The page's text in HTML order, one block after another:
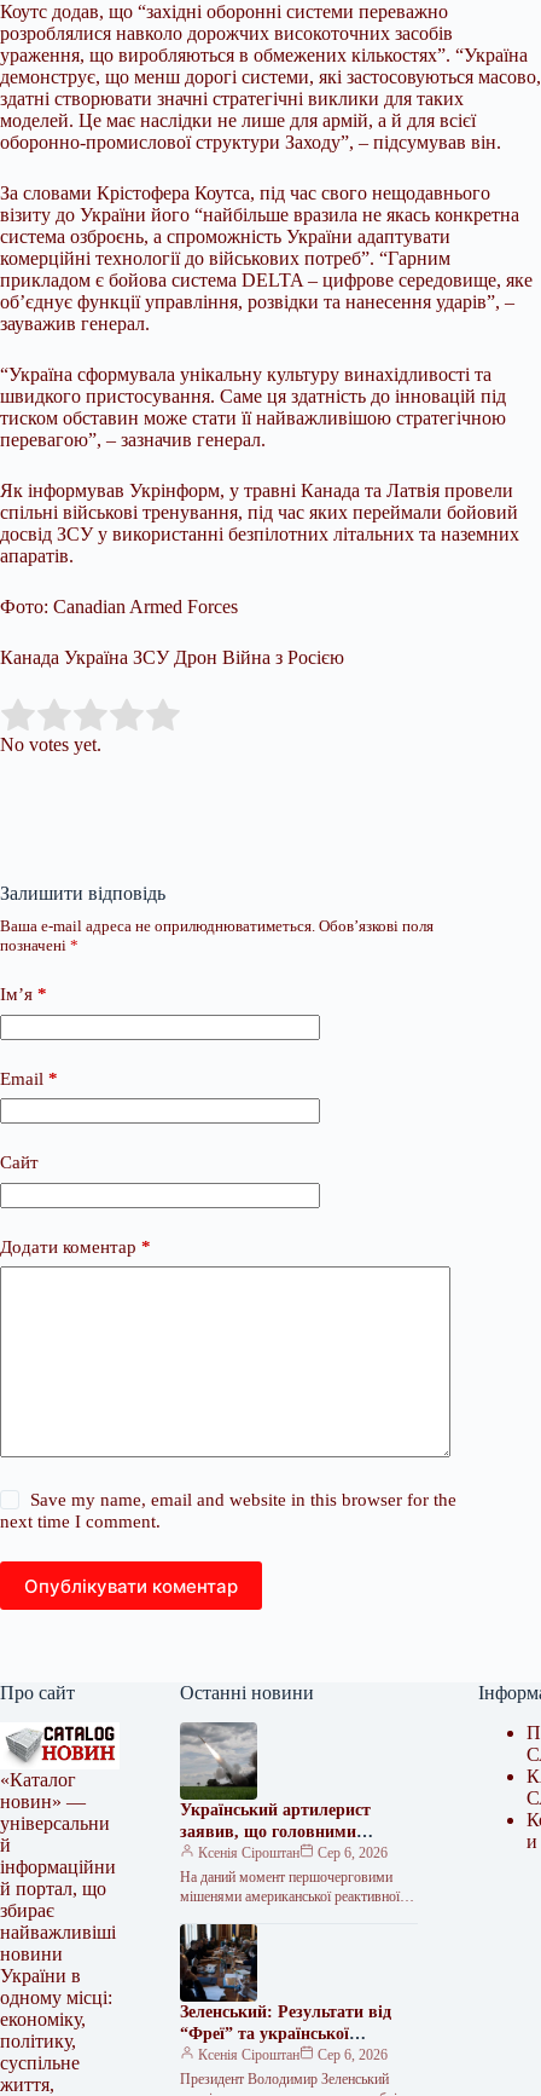
Коутс додав, що “західні оборонні системи переважно
розроблялися навколо дорожчих високоточних засобів
ураження, що виробляються в обмежених кількостях”. “Україна
демонструє, що менш дорогі системи, які застосовуються масово,
здатні створювати значні стратегічні виклики для таких
моделей. Це має наслідки не лише для армій, а й для всієї
оборонно-промислової структури Заходу”, – підсумував він.
За словами Крістофера Коутса, під час свого нещодавнього
візиту до України його “найбільше вразила не якась конкретна
система озброєнь, а спроможність України адаптувати
комерційні технології до військових потреб”. “Гарним
прикладом є бойова система DELTA – цифрове середовище, яке
об’єднує функції управління, розвідки та нанесення ударів”, –
зауважив генерал.
“Україна сформувала унікальну культуру винахідливості та
швидкого пристосування. Саме ця здатність до інновацій під
тиском обставин може стати її найважливішою стратегічною
перевагою”, – зазначив генерал.
Як інформував Укрінформ, у травні Канада та Латвія провели
спільні військові тренування, під час яких переймали бойовий
досвід ЗСУ у використанні безпілотних літальних та наземних
апаратів.
Фото: Canadian Armed Forces
Канада Україна ЗСУ Дрон Війна з Росією
Rate this item:
No votes yet.
Залишити відповідь
Ваша e-mail адреса не оприлюднюватиметься. Обов’язкові поля
позначені *
Ім’я *
Email *
Сайт
Додати коментар *
Save my name, email and website in this browser for the
next time I comment.
Опублікувати коментар
Про сайт
«Каталог
новин» —
універсальни
й
інформаційни
й портал, що
збирає
найважливіші
новини
України в
одному місці:
економіку,
політику,
суспільне
життя,
Останні новини
Український артилерист
заявив, що головними
мішенями для HIMARS нині є
російські далекобійні гармати.
Ксенія Сіроштан
Сер 6, 2026
На даний момент першочерговими
мішенями американської реактивної
далекобійні артилерійські установки
російських військ, що
використовуються для…
Зеленський: Результати від
“Фреї” та української
балістики очікуються у 2026-
2027 роках
Ксенія Сіроштан
Сер 6, 2026
Президент Володимир Зеленський
и